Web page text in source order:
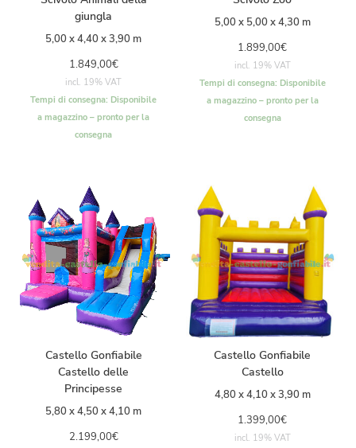
giungla
5,00 x 4,40 x 3,90 m
1.849,00€
incl. 19% VAT
Tempi di consegna: Disponibile
a magazzino – pronto per la
consegna
5,00 x 5,00 x 4,30 m
1.899,00€
incl. 19% VAT
Tempi di consegna: Disponibile
a magazzino – pronto per la
consegna
Castello Gonfiabile
Castello delle
Principesse
5,80 x 4,50 x 4,10 m
2.199,00€
Castello Gonfiabile
Castello
4,80 x 4,10 x 3,90 m
1.399,00€
incl. 19% VAT